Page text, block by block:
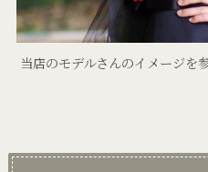
当店のモデルさんのイメージ